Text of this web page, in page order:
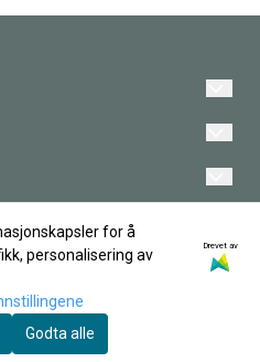
org. number 922 192 405
for å
personalisering av
Drevet av
Godta alle